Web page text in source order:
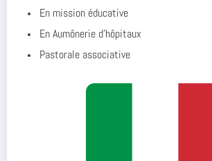
En mission éducative
En Aumônerie d’hôpitaux
Pastorale associative